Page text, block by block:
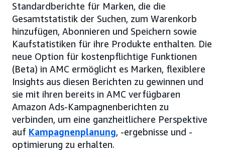
Standardberichte für Marken, die die
Gesamtstatistik der Suchen, zum Warenkorb
hinzufügen, Abonnieren und Speichern sowie
Kaufstatistiken für ihre Produkte enthalten. Die
neue Option für kostenpflichtige Funktionen
(Beta) in AMC ermöglicht es Marken, flexiblere
Insights aus diesen Berichten zu gewinnen und
sie mit ihren bereits in AMC verfügbaren
Amazon Ads-Kampagnenberichten zu
verbinden, um eine ganzheitlichere Perspektive
auf Kampagnenplanung, -ergebnisse und -
optimierung zu erhalten.